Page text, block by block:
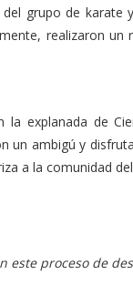
grupo de karate
realizaron
explanada de
un ambigú y
a la comunidad del
este proceso de